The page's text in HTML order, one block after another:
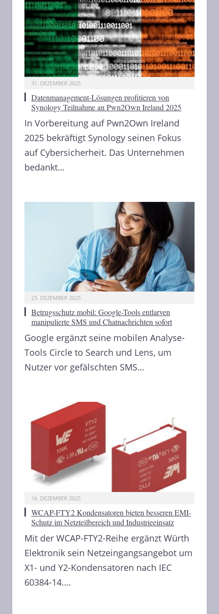
31. DEZEMBER 2025
Datenmanagement-Lösungen profitieren von
Synology Teilnahme an Pwn2Own Ireland 2025
In Vorbereitung auf Pwn2Own Ireland
2025 bekräftigt Synology seinen Fokus
auf Cybersicherheit. Das Unternehmen
bedankt…
23. DEZEMBER 2025
Betrugsschutz mobil: Google-Tools entlarven
manipulierte SMS und Chatnachrichten sofort
Google ergänzt seine mobilen Analyse-
Tools Circle to Search und Lens, um
Nutzer vor gefälschten SMS…
16. DEZEMBER 2025
WCAP-FTY2 Kondensatoren bieten besseren EMI-
Schutz im Netzteilbereich und Industrieeinsatz
Mit der WCAP-FTY2-Reihe ergänzt Würth
Elektronik sein Netzeingangsangebot um
X1- und Y2-Kondensatoren nach IEC
60384-14.…